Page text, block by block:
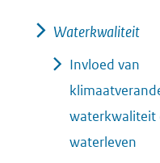
toegestaan
geweigerd.
Waterkwaliteit
Invloed van
waterkwaliteit
waterleven